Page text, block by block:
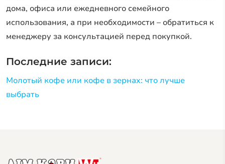
дома, офиса или ежедневного семейного
использования, а при необходимости – обратиться к
менеджеру за консультацией перед покупкой.
Последние записи:
Молотый кофе или кофе в зернах: что лучше
выбрать